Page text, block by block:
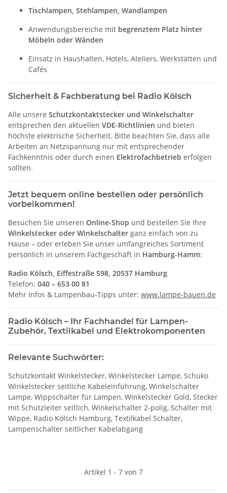
Tischlampen, Stehlampen, Wandlampen
Anwendungsbereiche mit begrenztem Platz hinter
Möbeln oder Wänden
Einsatz in Haushalten, Hotels, Ateliers, Werkstätten und
Cafés
Sicherheit & Fachberatung bei Radio Kölsch
Alle unsere Schutzkontaktstecker und Winkelschalter
entsprechen den aktuellen VDE-Richtlinien und bieten
höchste elektrische Sicherheit. Bitte beachten Sie, dass alle
Arbeiten an Netzspannung nur mit entsprechender
Fachkenntnis oder durch einen Elektrofachbetrieb erfolgen
sollten.
Jetzt bequem online bestellen oder persönlich
vorbeikommen!
Besuchen Sie unseren Online-Shop und bestellen Sie Ihre
Winkelstecker oder Winkelschalter ganz einfach von zu
Hause – oder erleben Sie unser umfangreiches Sortiment
persönlich in unserem Fachgeschäft in Hamburg-Hamm:
Radio Kölsch, Eiffestraße 598, 20537 Hamburg
Telefon: 040 – 653 00 81
Mehr Infos & Lampenbau-Tipps unter: www.lampe-bauen.de
Radio Kölsch – Ihr Fachhandel für Lampen-
Zubehör, Textilkabel und Elektrokomponenten
Relevante Suchwörter:
Schutzkontakt Winkelstecker, Winkelstecker Lampe, Schuko
Winkelstecker seitliche Kabeleinführung, Winkelschalter
Lampe, Wippschalter für Lampen, Winkelstecker Gold, Stecker
mit Schutzleiter seitlich, Winkelschalter 2-polig, Schalter mit
Wippe, Radio Kölsch Hamburg, Textilkabel Schalter,
Lampenschalter seitlicher Kabelabgang
Artikel 1 - 7 von 7